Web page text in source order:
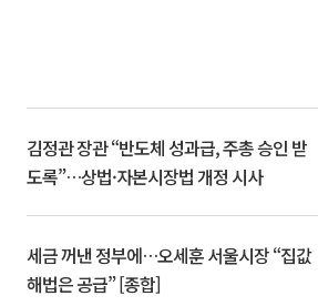
김정관 장관 “반도체 성과급, 주총 승인 받
도록”…상법·자본시장법 개정 시사
세금 꺼낸 정부에…오세훈 서울시장 “집값
해법은 공급” [종합]